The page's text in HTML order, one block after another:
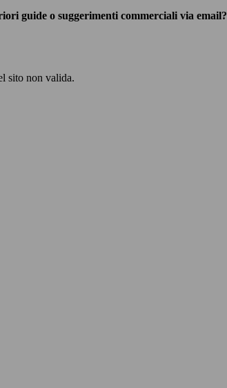
guide o suggerimenti commerciali via email?
sito non valida.